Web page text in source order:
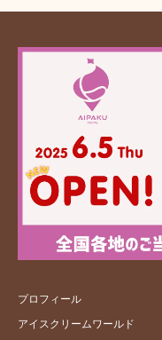
プロフィール
アイスクリームワールド